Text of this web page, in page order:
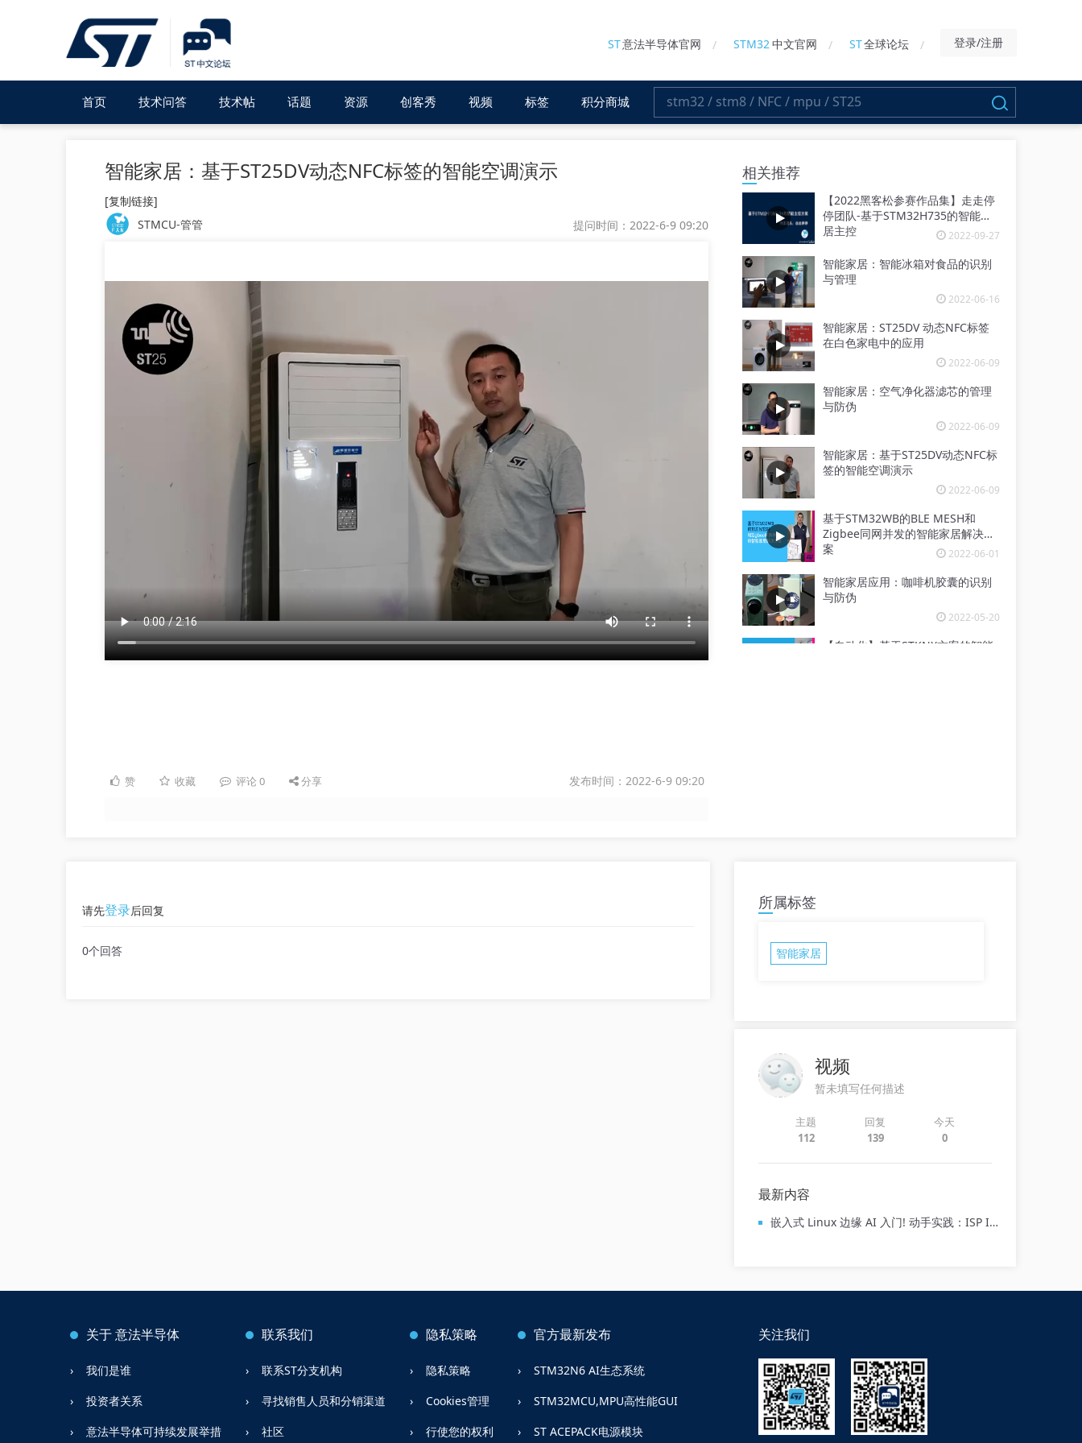
ST意法半导体官网 STM32中文官网 ST全球论坛 登录/注册
首页 技术问答 技术帖 话题 资源 创客秀 视频 标签 积分商城
智能家居：基于ST25DV动态NFC标签的智能空调演示
[复制链接]
STMCU-管管
提问时间：2022-6-9 09:20
赞 收藏 评论 0 分享 发布时间：2022-6-9 09:20
相关推荐
【2022黑客松参赛作品集】走走停
停团队-基于STM32H735的智能家
居主控
2022-09-27
智能家居：智能冰箱对食品的识别
与管理
2022-06-16
智能家居：ST25DV 动态NFC标签
在白色家电中的应用
2022-06-09
智能家居：空气净化器滤芯的管理
与防伪
2022-06-09
智能家居：基于ST25DV动态NFC标
签的智能空调演示
2022-06-09
基于STM32WB的BLE MESH和
Zigbee同网并发的智能家居解决方
案
2022-06-01
智能家居应用：咖啡机胶囊的识别
与防伪
2022-05-20
【自动化】基于STKNX方案的智能
请先登录后回复
0个回答
所属标签
智能家居
视频
暂未填写任何描述
主题
112
回复
139
今天
0
最新内容
嵌入式 Linux 边缘 AI 入门! 动手实践：ISP IQTune工具使用
关于意法半导体
我们是谁
投资者关系
意法半导体可持续发展举措
联系我们
联系ST分支机构
寻找销售人员和分销渠道
社区
隐私策略
隐私策略
Cookies管理
行使您的权利
官方最新发布
STM32N6 AI生态系统
STM32MCU,MPU高性能GUI
ST ACEPACK电源模块
关注我们